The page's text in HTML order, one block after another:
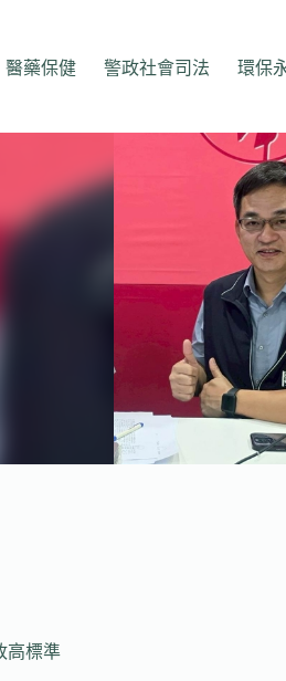
醫藥保健 警政社會司法 環保
高標準